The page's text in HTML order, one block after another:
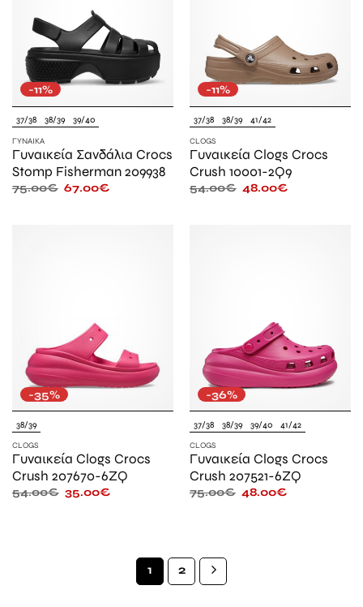
-11%
37/38 38/39 39/40
ΓΥΝΑΊΚΑ
Γυναικεία Σανδάλια Crocs
Stomp Fisherman 209938
75.00€ 67.00€
-11%
37/38 38/39 41/42
CLOGS
Γυναικεία Clogs Crocs
Crush 10001-2Q9
54.00€ 48.00€
-35%
38/39
CLOGS
Γυναικεία Clogs Crocs
Crush 207670-6ZQ
54.00€ 35.00€
-36%
37/38 38/39 39/40 41/42
CLOGS
Γυναικεία Clogs Crocs
Crush 207521-6ZQ
75.00€ 48.00€
1 2